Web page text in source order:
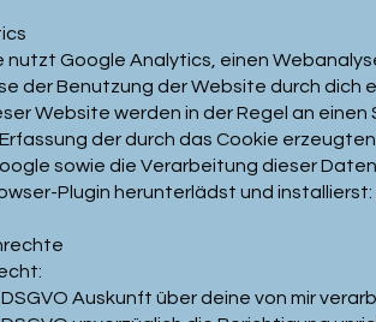
nutzt Google Analytics, einen
der Benutzung der Website durch dich
Website werden in der Regel an
der durch das Cookie
sowie die Verarbeitung dieser
Plugin herunterlädst und installierst:
Auskunft über deine von mir